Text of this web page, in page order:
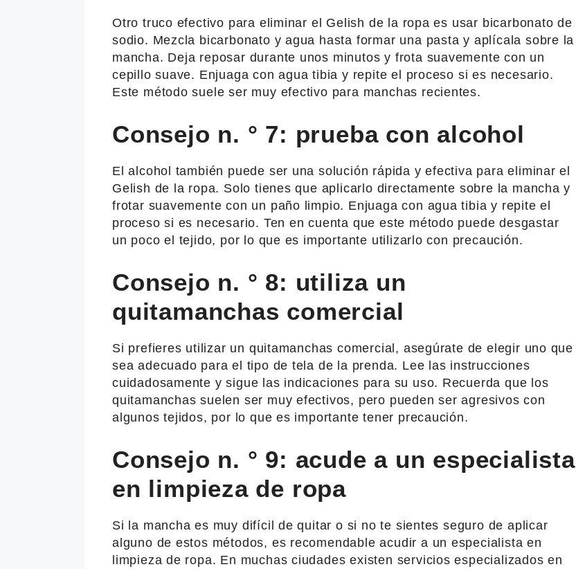
Otro truco efectivo para eliminar el Gelish de la ropa es usar bicarbonato de
sodio. Mezcla bicarbonato y agua hasta formar una pasta y aplícala sobre la
mancha. Deja reposar durante unos minutos y frota suavemente con un
cepillo suave. Enjuaga con agua tibia y repite el proceso si es necesario.
Este método suele ser muy efectivo para manchas recientes.
Consejo n. ° 7: prueba con alcohol
El alcohol también puede ser una solución rápida y efectiva para eliminar el
Gelish de la ropa. Solo tienes que aplicarlo directamente sobre la mancha y
frotar suavemente con un paño limpio. Enjuaga con agua tibia y repite el
proceso si es necesario. Ten en cuenta que este método puede desgastar
un poco el tejido, por lo que es importante utilizarlo con precaución.
Consejo n. ° 8: utiliza un
quitamanchas comercial
Si prefieres utilizar un quitamanchas comercial, asegúrate de elegir uno que
sea adecuado para el tipo de tela de la prenda. Lee las instrucciones
cuidadosamente y sigue las indicaciones para su uso. Recuerda que los
quitamanchas suelen ser muy efectivos, pero pueden ser agresivos con
algunos tejidos, por lo que es importante tener precaución.
Consejo n. ° 9: acude a un especialista
en limpieza de ropa
Si la mancha es muy difícil de quitar o si no te sientes seguro de aplicar
alguno de estos métodos, es recomendable acudir a un especialista en
limpieza de ropa. En muchas ciudades existen servicios especializados en